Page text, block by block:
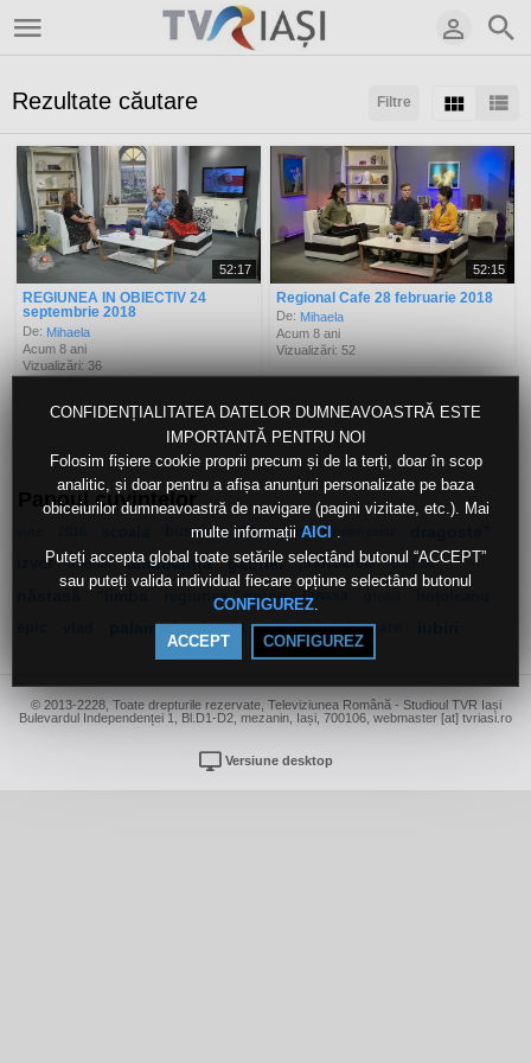
CONFIDENȚIALITATEA DATELOR DUMNEAVOASTRĂ ESTE
IMPORTANTĂ PENTRU NOI
Folosim fișiere cookie proprii precum și de la terți, doar în scop
analitic, și doar pentru a afișa anunțuri personalizate pe baza
obiceiurilor dumneavoastră de navigare (pagini vizitate, etc.). Mai
multe informații AICI .
Puteți accepta global toate setările selectând butonul “ACCEPT”
sau puteți valida individual fiecare opțiune selectând butonul
CONFIGUREZ.
ACCEPT CONFIGUREZ
Filtre
Rezultate căutare
Sortaţi după:
Arată:
Rezultate/pagină:
52:17
REGIUNEA IN OBIECTIV 24
septembrie 2018
De: Mihaela
Acum 8 ani
Vizualizări: 36
52:15
Regional Cafe 28 februarie 2018
De: Mihaela
Acum 8 ani
Vizualizări: 52
Panoul cuvintelor
busuioc 24 news simionescu
izvor anghel ambulanţa gabriel pridvoarele traditie
regiunea miron tanasa
palamari ghergut seaca dezinformare
© 2013-2228, Toate drepturile rezervate, Televiziunea Română - Studioul TVR Iași
Bulevardul Independenței 1, Bl.D1-D2, mezanin, Iași, 700106, webmaster [at] tvriasi.ro
Versiune desktop